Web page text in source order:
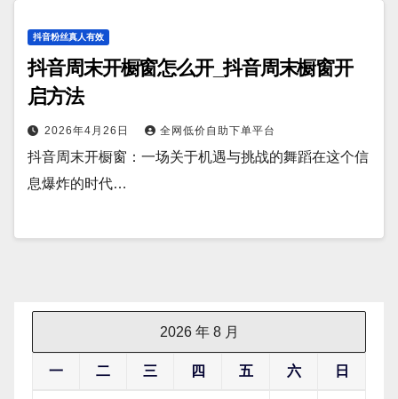
抖音粉丝真人有效
抖音周末开橱窗怎么开_抖音周末橱窗开
启方法
2026年4月26日 全网低价自助下单平台
抖音周末开橱窗：一场关于机遇与挑战的舞蹈在这个信
息爆炸的时代…
2026 年 8 月
一 二 三 四 五 六 日